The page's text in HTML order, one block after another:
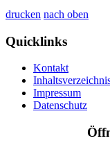
drucken nach oben
Quicklinks
Kontakt
Impressum
Datenschutz